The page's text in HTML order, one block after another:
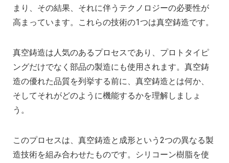
まり、その結果、それに伴うテクノロジーの必要性が
高まっています。これらの技術の1つは真空鋳造です。
真空鋳造は人気のあるプロセスであり、プロトタイピ
ングだけでなく部品の製造にも使用されます。真空鋳
造の優れた品質を列挙する前に、真空鋳造とは何か、
そしてそれがどのように機能するかを理解しましょ
う。
このプロセスは、真空鋳造と成形という2つの異なる製
造技術を組み合わせたものです。シリコーン樹脂を使